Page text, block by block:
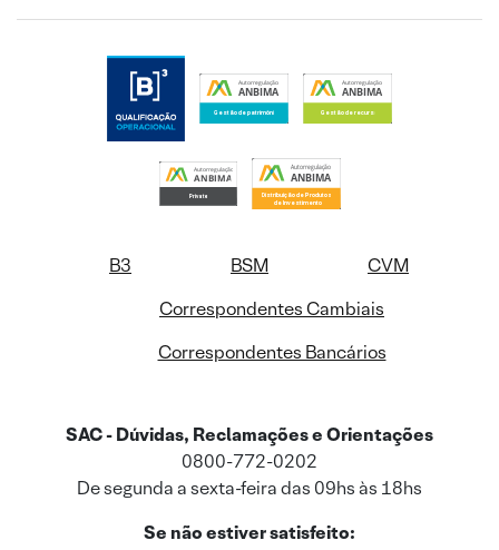
B3 BSM
CVM
Correspondentes Cambiais
Correspondentes Bancários
SAC - Dúvidas, Reclamações e Orientações
0800-772-0202
De segunda a sexta-feira das 09hs às 18hs
Se não estiver satisfeito: